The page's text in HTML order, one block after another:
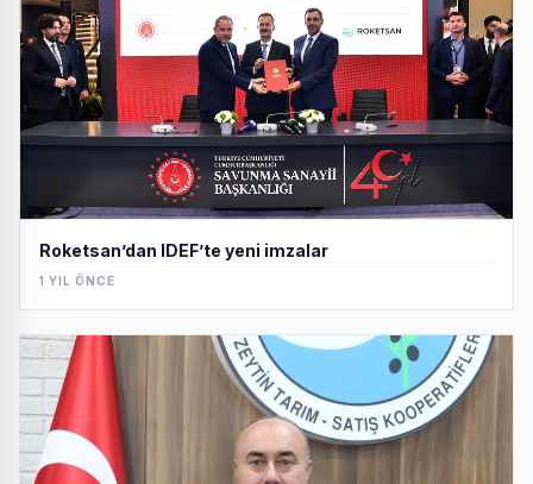
Roketsan’dan IDEF’te yeni imzalar
1 YIL ÖNCE